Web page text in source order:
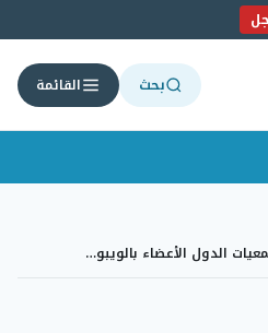
بحث القائمة
الدول الأعضاء بالويبو…